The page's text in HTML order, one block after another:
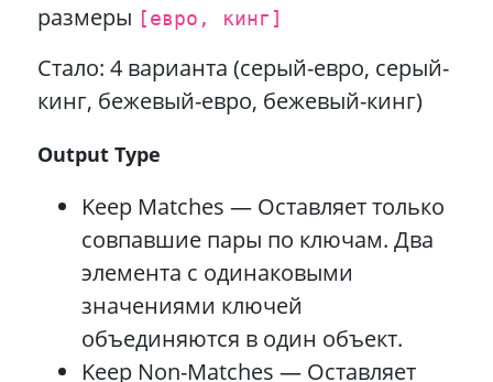
размеры [евро, кинг]
Стало: 4 варианта (серый-евро, серый-
кинг, бежевый-евро, бежевый-кинг)
Output Type
Keep Matches — Оставляет только
совпавшие пары по ключам. Два
элемента с одинаковыми
значениями ключей
объединяются в один объект.
Keep Non-Matches — Оставляет